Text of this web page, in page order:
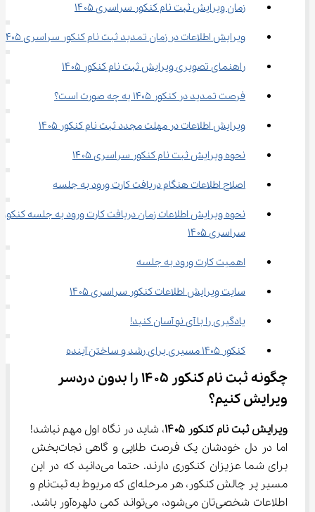
زمان ویرایش ثبت نام کنکور سراسری ۱۴۰۵
ویرایش اطلاعات در زمان تمدید ثبت نام کنکور سراسری 1405
راهنمای تصویری ویرایش ثبت نام کنکور ۱۴۰۵
فرصت تمدید در کنکور 1405 به چه صورت است؟
ویرایش اطلاعات در مهلت مجدد ثبت نام کنکور ۱۴۰۵
نحوه ویرایش ثبت نام کنکور سراسری ۱۴۰۵
اصلاح اطلاعات هنگام دریافت کارت ورود به جلسه
نحوه ویرایش اطلاعات زمان دریافت کارت ورود به جلسه کنکور
سراسری ۱۴۰۵
اهمیت کارت ورود به جلسه
سایت ویرایش اطلاعات کنکور سراسری ۱۴۰۵
یادگیری را با آی نو آسان کنید!
کنکور 1405 مسیری برای رشد و ساختن آینده
چگونه ثبت نام کنکور ۱۴۰۵ را بدون دردسر
ویرایش کنیم؟
ویرایش ثبت نام کنکور ۱۴۰۵
، شاید در نگاه اول مهم نباشد!
اما در دل خودشان یک فرصت طلایی و گاهی نجات‌بخش
برای شما عزیزان کنکوری دارند. حتما می‌دانید که در این
مسیر پر چالش کنکور، هر مرحله‌ای که مربوط به ثبت‌نام و
اطلاعات شخصی‌تان می‌شود، می‌تواند کمی دلهره‌آور باشد.